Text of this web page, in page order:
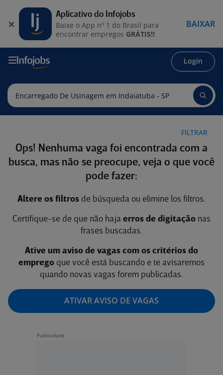
Login
FILTRAR
Ops! Nenhuma vaga foi encontrada com a
busca, mas não se preocupe, veja o que você
pode fazer:
Altere os filtros de búsqueda ou elimine los filtros.
Certifique-se de que não haja erros de digitação nas
frases buscadas.
Ative um aviso de vagas com os critérios do
emprego que você está buscando e te avisaremos
quando novas vagas forem publicadas.
ATIVAR AVISO DE VAGAS
Aplicativo do Infojobs
Baixe o App nº 1 do Brasil para
encontrar empregos GRÁTIS!!
BAIXAR